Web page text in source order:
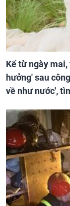
Kể từ ngày
hưởng' sau
về như nước',